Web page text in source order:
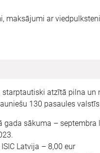
ar
starptautiski atzītā pilna un
130 pasaules
sākuma –
Latvija – 8,00 eur